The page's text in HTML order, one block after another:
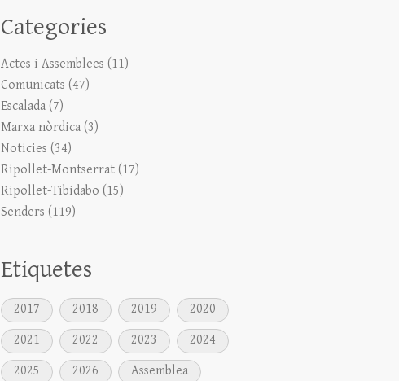
Categories
Actes i Assemblees (11)
Comunicats (47)
Escalada (7)
Marxa nòrdica (3)
Noticies (34)
Ripollet-Montserrat (17)
Ripollet-Tibidabo (15)
Senders (119)
Etiquetes
2017 2018 2019
2020
2021
2022 2023
2024
2025
2026
Assemblea